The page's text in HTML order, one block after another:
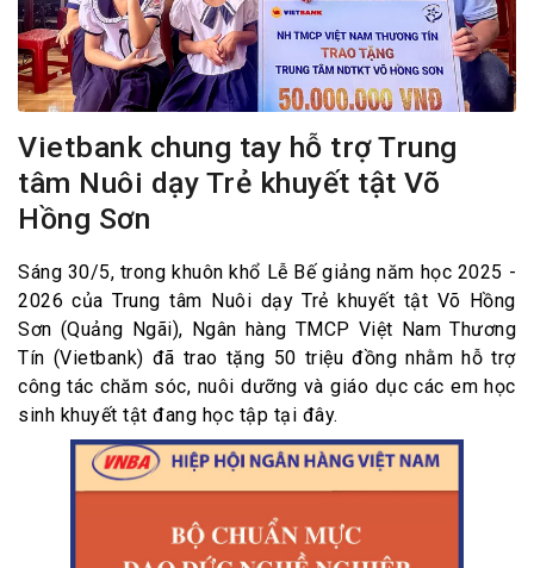
Vietbank chung tay hỗ trợ Trung
tâm Nuôi dạy Trẻ khuyết tật Võ
Hồng Sơn
Sáng 30/5, trong khuôn khổ Lễ Bế giảng năm học 2025 -
2026 của Trung tâm Nuôi dạy Trẻ khuyết tật Võ Hồng
Sơn (Quảng Ngãi), Ngân hàng TMCP Việt Nam Thương
Tín (Vietbank) đã trao tặng 50 triệu đồng nhằm hỗ trợ
công tác chăm sóc, nuôi dưỡng và giáo dục các em học
sinh khuyết tật đang học tập tại đây.